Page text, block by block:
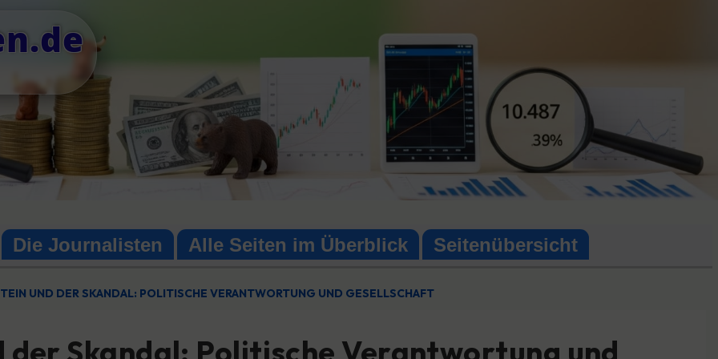
Die Journalisten Alle Seiten im Überblick Seitenübersicht
UND DER SKANDAL: POLITISCHE VERANTWORTUNG UND GESELLSCHAFT